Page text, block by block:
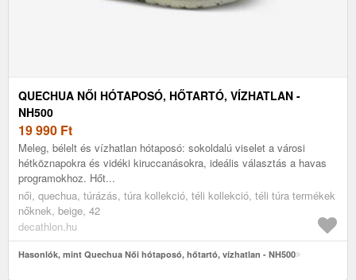
QUECHUA NŐI HÓTAPOSÓ, HŐTARTÓ, VÍZHATLAN -
NH500
19 990 Ft
Meleg, bélelt és vízhatlan hótaposó: sokoldalú viselet a városi
hétköznapokra és vidéki kiruccanásokra, ideális választás a havas
programokhoz. Hőt...
női, quechua, túrázás, túra kollekció, téli kollekció, téli túra termékek
nőknek, beige, 42
decathlon.hu
Hasonlók, mint Quechua Női hótaposó, hőtartó, vízhatlan - NH500